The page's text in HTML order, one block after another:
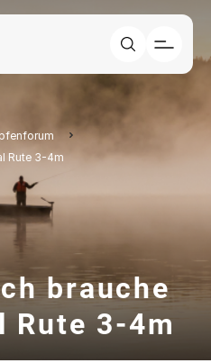
Rute 3-4m
brauche
Rute 3-4m